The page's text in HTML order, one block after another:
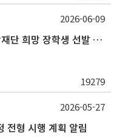
★기한연장★2026-2학기 롯데장학재단 희망 장학생 선발 안내(~6/15
19279
2026-06-09
전형 시행 계획 알림
2026-05-27